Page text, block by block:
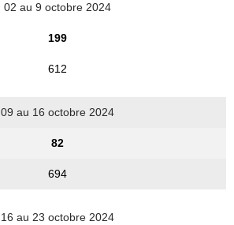
02 au 9 octobre 2024
199
612
09 au 16 octobre 2024
82
694
16 au 23 octobre 2024